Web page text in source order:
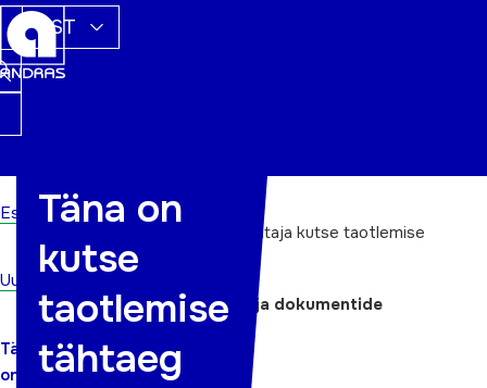
EST
Esileht
Uudised
Täna
on
Täna on
kutse
taotlemise
tähtaeg
on täiskasvanute koolitaja kutse taotlemise
tähtaeg.
Info kutse taotlemise kohta ja dokumentide
Kutse taotleja ABC